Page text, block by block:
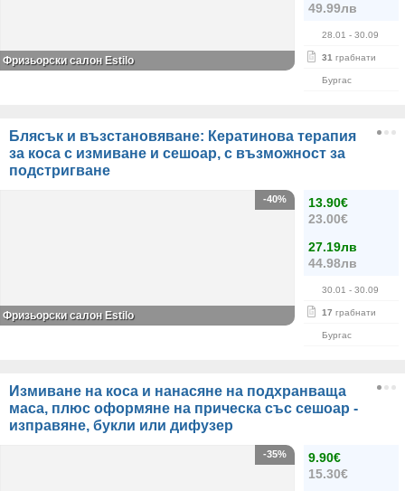
49.99лв
28.01 - 30.09
31 грабнати
Бургас
Фризьорски салон Estilo
Блясък и възстановяване: Кератинова терапия
за коса с измиване и сешоар, с възможност за
подстригване
13.90€
23.00€
27.19лв
44.98лв
30.01 - 30.09
17 грабнати
Бургас
-40%
Фризьорски салон Estilo
Измиване на коса и нанасяне на подхранваща
маса, плюс оформяне на прическа със сешоар -
изправяне, букли или дифузер
9.90€
15.30€
-35%